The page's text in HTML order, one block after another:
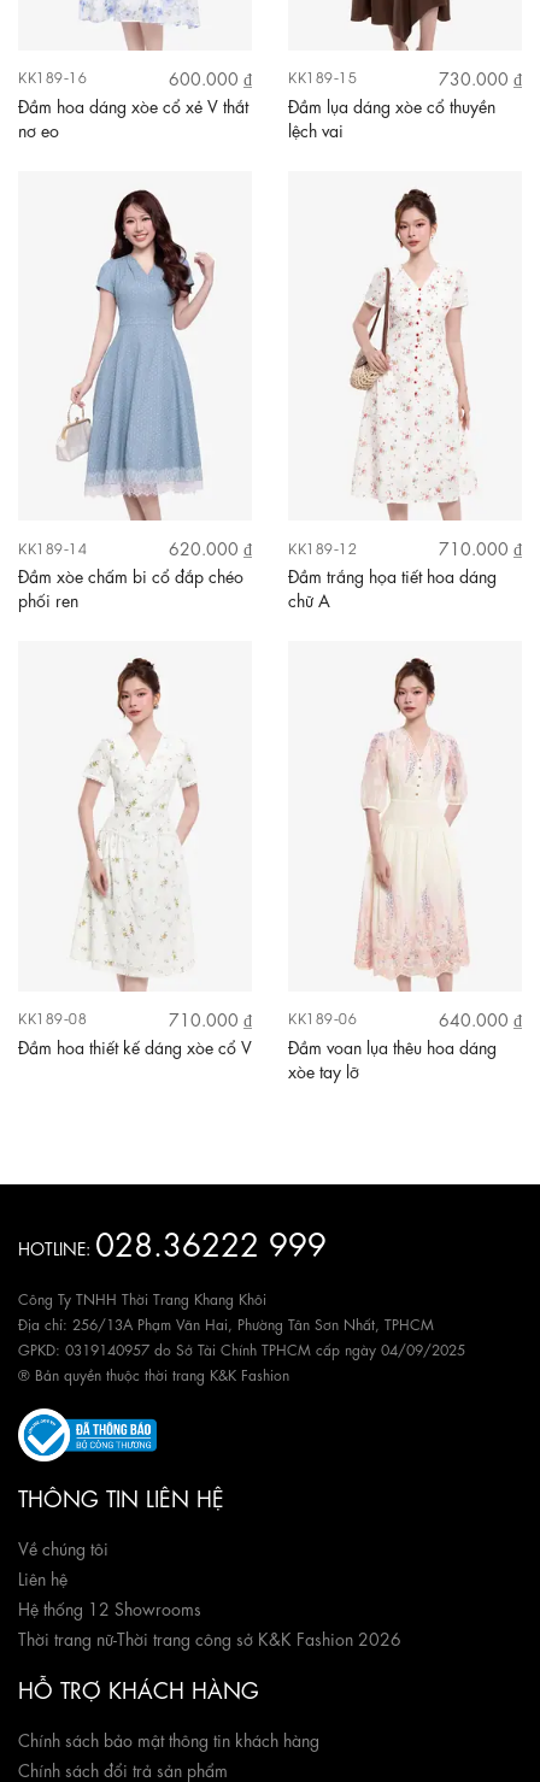
KK189-16
600.000 ₫
Đầm hoa dáng xòe cổ xẻ V thắt
nơ eo
KK189-15
730.000 ₫
Đầm lụa dáng xòe cổ thuyền
lệch vai
KK189-14
620.000 ₫
Đầm xòe chấm bi cổ đắp chéo
phối ren
KK189-12
710.000 ₫
Đầm trắng họa tiết hoa dáng
chữ A
KK189-08
710.000 ₫
Đầm hoa thiết kế dáng xòe cổ V
KK189-06
640.000 ₫
Đầm voan lụa thêu hoa dáng
xòe tay lỡ
HOTLINE: 028.36222 999
Công Ty TNHH Thời Trang Khang Khôi
Địa chỉ: 256/13A Phạm Văn Hai, Phường Tân Sơn Nhất, TPHCM
GPKD: 0319140957 do Sở Tài Chính TPHCM cấp ngày 04/09/2025
® Bản quyền thuộc thời trang K&K Fashion
THÔNG TIN LIÊN HỆ
Về chúng tôi
Liên hệ
Hệ thống 12 Showrooms
Thời trang nữ-Thời trang công sở K&K Fashion 2026
HỖ TRỢ KHÁCH HÀNG
Chính sách bảo mật thông tin khách hàng
Chính sách đổi trả sản phẩm